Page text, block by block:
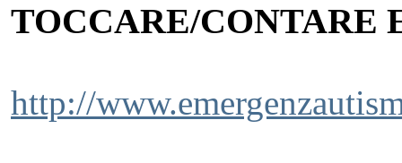
TOCCARE/
http://